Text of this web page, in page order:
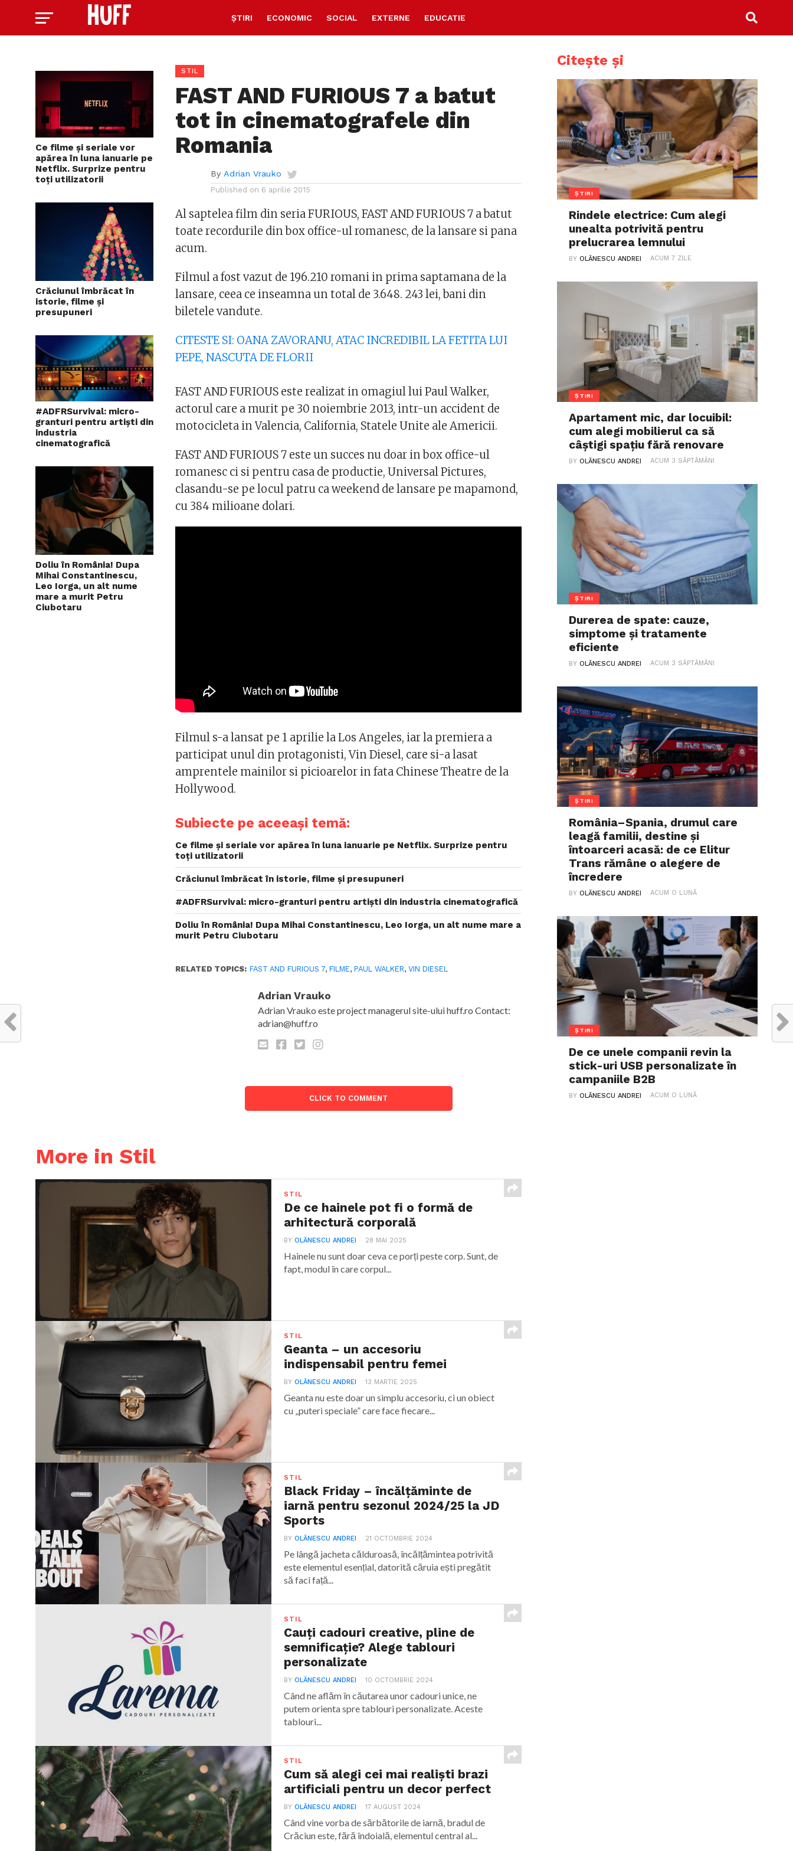
ȘTIRI ECONOMIC SOCIAL EXTERNE EDUCATIE
Ce filme și seriale vor
apărea în luna ianuarie pe
Netflix. Surprize pentru
toți utilizatorii
Crăciunul îmbrăcat în
istorie, filme și
presupuneri
#ADFRSurvival: micro-
granturi pentru artiști din
industria
cinematografică
Doliu în România! Dupa
Mihai Constantinescu,
Leo Iorga, un alt nume
mare a murit Petru
Ciubotaru
STIL
FAST AND FURIOUS 7 a batut
tot in cinematografele din
Romania
By Adrian Vrauko
Published on 6 aprilie 2015
Al saptelea film din seria FURIOUS, FAST AND FURIOUS 7 a batut
toate recordurile din box office-ul romanesc, de la lansare si pana
acum.
Filmul a fost vazut de 196.210 romani in prima saptamana de la
lansare, ceea ce inseamna un total de 3.648. 243 lei, bani din
biletele vandute.
CITESTE SI: OANA ZAVORANU, ATAC INCREDIBIL LA FETITA LUI
PEPE, NASCUTA DE FLORII
FAST AND FURIOUS este realizat in omagiul lui Paul Walker,
actorul care a murit pe 30 noiembrie 2013, intr-un accident de
motocicleta in Valencia, California, Statele Unite ale Americii.
FAST AND FURIOUS 7 este un succes nu doar in box office-ul
romanesc ci si pentru casa de productie, Universal Pictures,
clasandu-se pe locul patru ca weekend de lansare pe mapamond,
cu 384 milioane dolari.
Filmul s-a lansat pe 1 aprilie la Los Angeles, iar la premiera a
participat unul din protagonisti, Vin Diesel, care si-a lasat
amprentele mainilor si picioarelor in fata Chinese Theatre de la
Hollywood.
Subiecte pe aceeași temă:
Ce filme și seriale vor apărea în luna ianuarie pe Netflix. Surprize pentru
toți utilizatorii
Crăciunul îmbrăcat în istorie, filme și presupuneri
#ADFRSurvival: micro-granturi pentru artiști din industria cinematografică
Doliu în România! Dupa Mihai Constantinescu, Leo Iorga, un alt nume mare a
murit Petru Ciubotaru
RELATED TOPICS: FAST AND FURIOUS 7,FILME,PAUL WALKER,VIN DIESEL
Adrian Vrauko
Adrian Vrauko este project managerul site-ului huff.ro Contact:
adrian@huff.ro
CLICK TO COMMENT
More in Stil
STIL
De ce hainele pot fi o formă de
arhitectură corporală
BYOLĂNESCU ANDREI 28 MAI 2025
Hainele nu sunt doar ceva ce porți peste corp. Sunt, de
fapt, modul în care corpul...
STIL
Geanta – un accesoriu
indispensabil pentru femei
BYOLĂNESCU ANDREI 13 MARTIE 2025
Geanta nu este doar un simplu accesoriu, ci un obiect
cu „puteri speciale” care face fiecare...
STIL
Black Friday – încălțăminte de
iarnă pentru sezonul 2024/25 la JD
Sports
BYOLĂNESCU ANDREI 21 OCTOMBRIE 2024
Pe lângă jacheta călduroasă, încălțămintea potrivită
este elementul esențial, datorită căruia ești pregătit
să faci față...
STIL
Cauți cadouri creative, pline de
semnificație? Alege tablouri
personalizate
BYOLĂNESCU ANDREI 10 OCTOMBRIE 2024
Când ne aflăm în căutarea unor cadouri unice, ne
putem orienta spre tablouri personalizate. Aceste
tablouri...
STIL
Cum să alegi cei mai realiști brazi
artificiali pentru un decor perfect
BYOLĂNESCU ANDREI 17 AUGUST 2024
Când vine vorba de sărbătorile de iarnă, bradul de
Crăciun este, fără îndoială, elementul central al...
Citește și
ȘTIRI
Rindele electrice: Cum alegi
unealta potrivită pentru
prelucrarea lemnului
BYOLĂNESCU ANDREI ACUM 7 ZILE
ȘTIRI
Apartament mic, dar locuibil:
cum alegi mobilierul ca să
câștigi spațiu fără renovare
BYOLĂNESCU ANDREI ACUM 3 SĂPTĂMÂNI
ȘTIRI
Durerea de spate: cauze,
simptome și tratamente
eficiente
BYOLĂNESCU ANDREI ACUM 3 SĂPTĂMÂNI
ȘTIRI
România–Spania, drumul care
leagă familii, destine și
întoarceri acasă: de ce Elitur
Trans rămâne o alegere de
încredere
BYOLĂNESCU ANDREI ACUM O LUNĂ
ȘTIRI
De ce unele companii revin la
stick-uri USB personalizate în
campaniile B2B
BYOLĂNESCU ANDREI ACUM O LUNĂ